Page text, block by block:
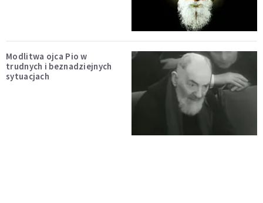
Modlitwa ojca Pio w
trudnych i beznadziejnych
sytuacjach